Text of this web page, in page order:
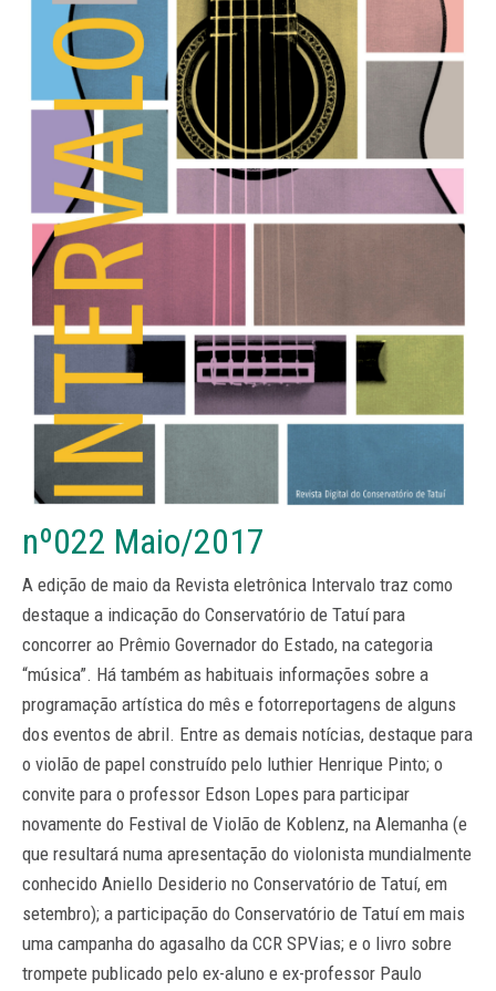
nº022 Maio/2017
A edição de maio da Revista eletrônica Intervalo traz como
destaque a indicação do Conservatório de Tatuí para
concorrer ao Prêmio Governador do Estado, na categoria
“música”. Há também as habituais informações sobre a
programação artística do mês e fotorreportagens de alguns
dos eventos de abril. Entre as demais notícias, destaque para
o violão de papel construído pelo luthier Henrique Pinto; o
convite para o professor Edson Lopes para participar
novamente do Festival de Violão de Koblenz, na Alemanha (e
que resultará numa apresentação do violonista mundialmente
conhecido Aniello Desiderio no Conservatório de Tatuí, em
setembro); a participação do Conservatório de Tatuí em mais
uma campanha do agasalho da CCR SPVias; e o livro sobre
trompete publicado pelo ex-aluno e ex-professor Paulo